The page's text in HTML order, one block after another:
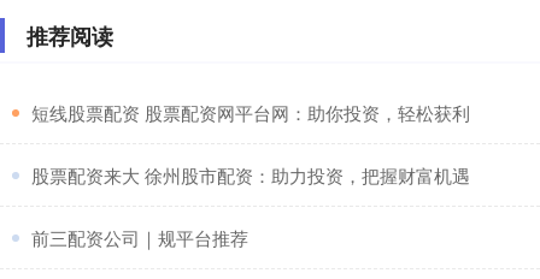
推荐阅读
​短线股票配资 股票配资网平台网：助你投资，轻松获利
​股票配资来大 徐州股市配资：助力投资，把握财富机遇
​前三配资公司｜规平台推荐